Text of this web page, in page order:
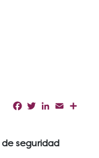
Facebook
TwitterLinkedIn
Email
seguridad